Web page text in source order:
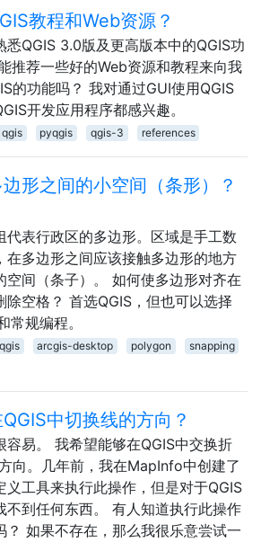
教程和Web资源？
悉QGIS 3.0版及更高版本中的QGIS功
推荐一些好的Web资源和教程来向我
的功能吗？ 我对通过GUI使用QGIS
开发应用程序都感兴趣。
qgis pyqgis qgis-3 references
形之间的小空间（条形）？
代表行政区的多边形。区域是手工数
在多边形之间应该接触多边形的地方
空间（条子）。 如何使多边形对齐在
除空格？ 首选QGIS，但也可以选择
常规编程。
qgis arcgis-desktop polygon
snapping
中切换线的方向？
容易。 我希望能够在QGIS中交换折
向。几年前，我在MapInfo中创建了
义工具来执行此操作，但是对于QGIS
不到任何东西。 有人知道执行此操作
？ 如果不存在，那么我很乐意尝试一